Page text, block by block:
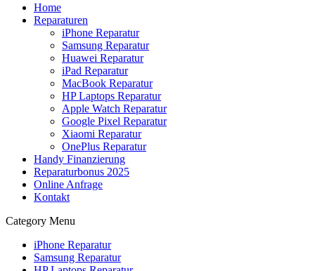
Home
Reparaturen
iPhone Reparatur
Samsung Reparatur
Huawei Reparatur
iPad Reparatur
MacBook Reparatur
HP Laptops Reparatur
Apple Watch Reparatur
Google Pixel Reparatur
Xiaomi Reparatur
OnePlus Reparatur
Handy Finanzierung
Reparaturbonus 2025
Online Anfrage
Kontakt
Category Menu
iPhone Reparatur
Samsung Reparatur